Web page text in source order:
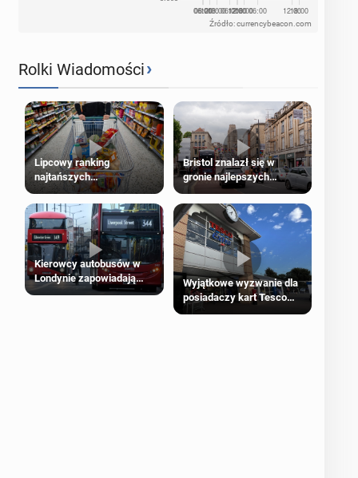
Źródło: currencybeacon.com
Rolki Wiadomości›
Lipcowy ranking
najtańszych
supermarketów
Bristol znalazł się w
gronie najlepszych
kierunków podróży na
świecie
Kierowcy autobusów w
Londynie zapowiadają
strajki
Wyjątkowe wyzwanie dla
posiadaczy kart Tesco
Clubcard!